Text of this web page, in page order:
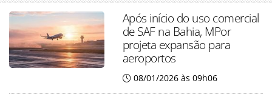
Após início do uso comercial
de SAF na Bahia, MPor
projeta expansão para
aeroportos
08/01/2026 às 09h06